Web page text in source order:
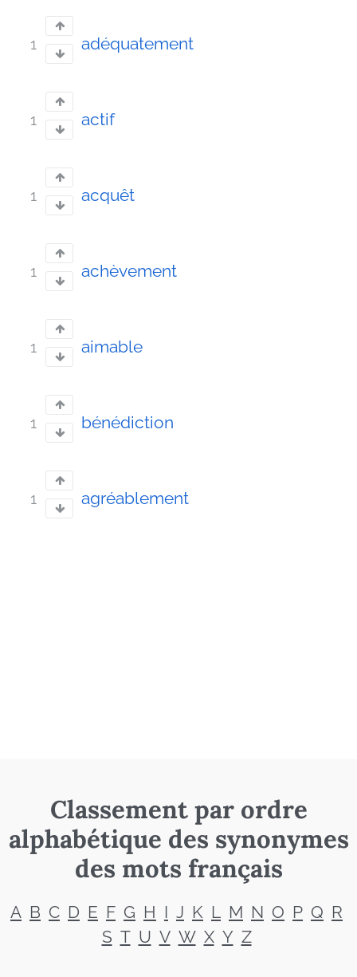
1 adéquatement
1 actif
1 acquêt
1 achèvement
1 aimable
1 bénédiction
1 agréablement
Classement par ordre
alphabétique des synonymes
des mots français
A B C D E F G H I J K L M N O P Q R
S T U V W X Y Z